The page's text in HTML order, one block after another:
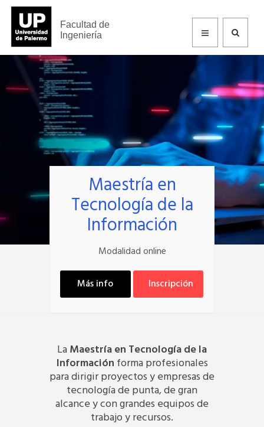
Facultad de
Ingeniería
Maestría en
Tecnología de la
Información
Modalidad online
Más info Inscripción
LaMaestría en Tecnología de la
Información forma profesionales
para dirigir proyectos y empresas de
tecnología de punta, de gran
alcance y con grandes equipos de
trabajo y recursos.